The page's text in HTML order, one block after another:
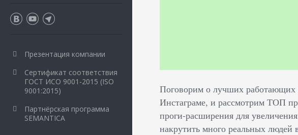
Поговорим о лучших работающих
Инстаграме, и рассмотрим ТОП
проги-расширения для
накрутить много реальных
Презентация компании
Сертификат соответствия
ГОСТ ИСО 9001-2015 (ISO
9001:2015)
Партнёрская программа
SEMANTICA